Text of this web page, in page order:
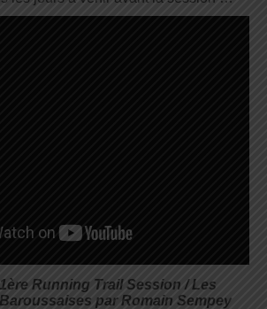
Running Trail Session / Les
par Romain Sempey